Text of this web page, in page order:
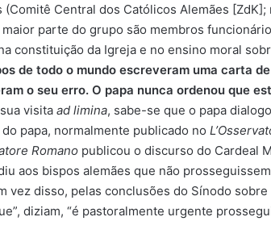
Central dos Católicos Alemães
parte do grupo são membros
constituição da Igreja e no ensino moral
de todo o mundo escreveram uma carta
o seu erro. O papa nunca ordenou que
visita ad limina, sabe-se que o papa
papa, normalmente publicado no
Romanopublicou o discurso do Cardeal
aos bispos alemães que não
vez disso, pelas conclusões do Sínodo
diziam, “é pastoralmente urgente